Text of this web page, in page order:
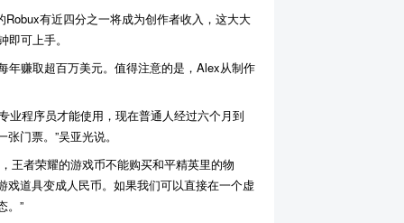
有近四分之一将成为创作者收入，这大大
可上手。
年赚取超百万美元。值得注意的是，Alex从制作
业程序员才能使用，现在普通人经过六个月到
门票。”吴亚光说。
王者荣耀的游戏币不能购买和平精英里的物
道具变成人民币。如果我们可以直接在一个虚
。”